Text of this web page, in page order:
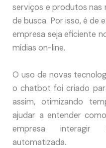
serviços e produtos nas
de busca. Por isso, é de
empresa seja eficiente
mídias on-line.
O uso de novas
o chatbot foi criado
assim, otimizando
ajudar a entender
empresa
automatizada.